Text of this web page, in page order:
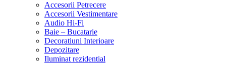
Accesorii Petrecere
Accesorii Vestimentare
Audio Hi-Fi
Baie – Bucatarie
Decoratiuni Interioare
Depozitare
Iluminat rezidential